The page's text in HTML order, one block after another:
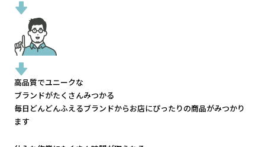
高品質でユニークな
ブランドがたくさんみつかる
毎日どんどんふえるブランドからお店にぴったりの商品がみつかり
ます